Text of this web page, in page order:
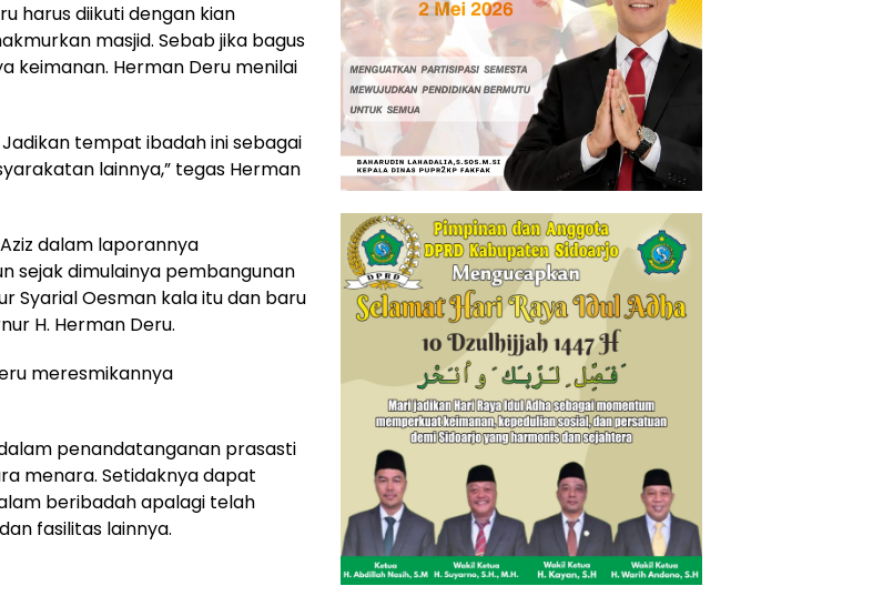
harus diikuti dengan kian
masjid. Sebab jika bagus
keimanan. Herman Deru menilai
tempat ibadah ini sebagai
lainnya,” tegas Herman
dalam laporannya
sejak dimulainya pembangunan
Syarial Oesman kala itu dan baru
H. Herman Deru.
meresmikannya
penandatanganan prasasti
menara. Setidaknya dapat
beribadah apalagi telah
fasilitas lainnya.